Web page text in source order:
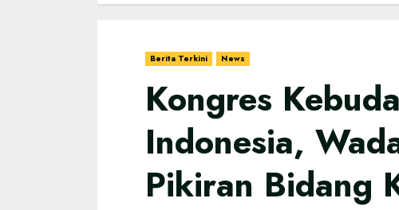
Berita Terkini News
Kongres
Indonesia,
Pikiran Bidang